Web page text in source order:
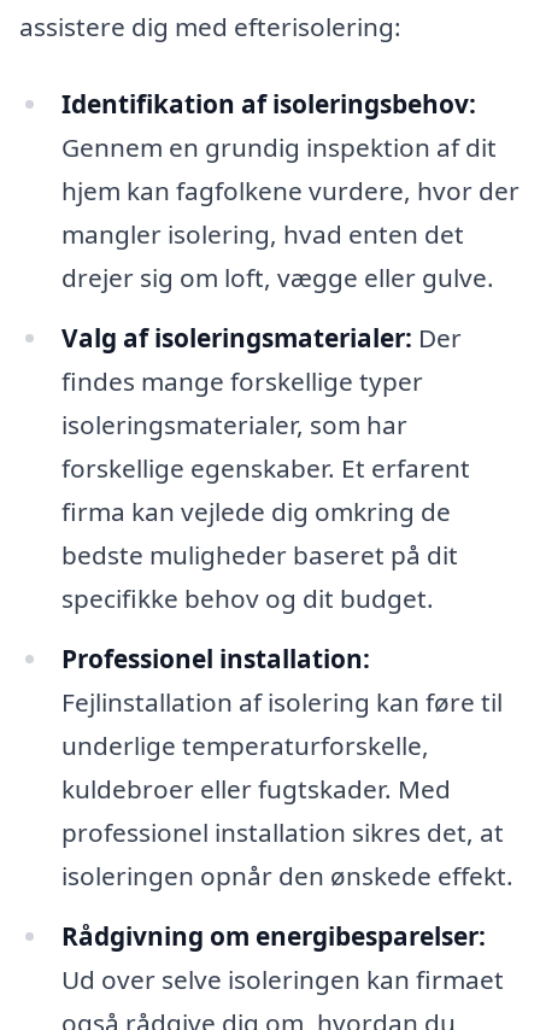
assistere dig med efterisolering:
Identifikation af isoleringsbehov:
Gennem en grundig inspektion af dit
hjem kan fagfolkene vurdere, hvor der
mangler isolering, hvad enten det
drejer sig om loft, vægge eller gulve.
Valg af isoleringsmaterialer: Der
findes mange forskellige typer
isoleringsmaterialer, som har
forskellige egenskaber. Et erfarent
firma kan vejlede dig omkring de
bedste muligheder baseret på dit
specifikke behov og dit budget.
Professionel installation:
Fejlinstallation af isolering kan føre til
underlige temperaturforskelle,
kuldebroer eller fugtskader. Med
professionel installation sikres det, at
isoleringen opnår den ønskede effekt.
Rådgivning om energibesparelser:
Ud over selve isoleringen kan firmaet
også rådgive dig om, hvordan du